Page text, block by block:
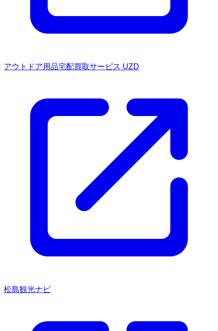
アウトドア用品宅配買取サービス UZD
松島観光ナビ